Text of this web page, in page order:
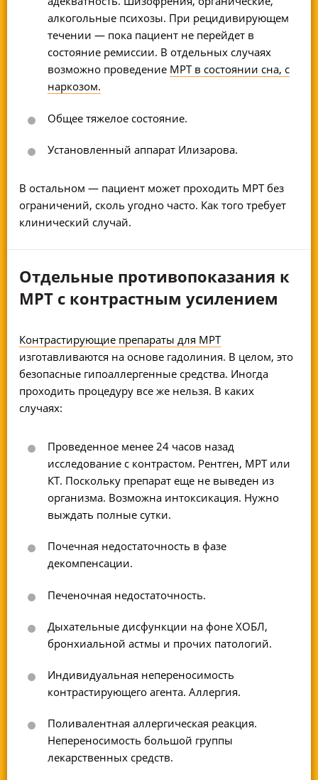
алкогольные психозы. При рецидивирующем
течении — пока пациент не перейдет в
состояние ремиссии. В отдельных случаях
возможно проведение МРТ в состоянии сна, с
наркозом.
Общее тяжелое состояние.
Установленный аппарат Илизарова.
В остальном — пациент может проходить МРТ без
ограничений, сколь угодно часто. Как того требует
клинический случай.
Отдельные противопоказания к
МРТ с контрастным усилением
Контрастирующие препараты для МРТ
изготавливаются на основе гадолиния. В целом, это
безопасные гипоаллергенные средства. Иногда
проходить процедуру все же нельзя. В каких
случаях:
Проведенное менее 24 часов назад
исследование с контрастом. Рентген, МРТ или
КТ. Поскольку препарат еще не выведен из
организма. Возможна интоксикация. Нужно
выждать полные сутки.
Почечная недостаточность в фазе
декомпенсации.
Печеночная недостаточность.
Дыхательные дисфункции на фоне ХОБЛ,
бронхиальной астмы и прочих патологий.
Индивидуальная непереносимость
контрастирующего агента. Аллергия.
Поливалентная аллергическая реакция.
Непереносимость большой группы
лекарственных средств.